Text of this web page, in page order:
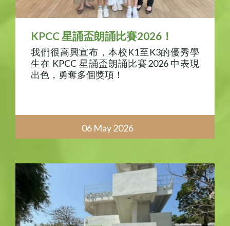
KPCC 星誦盃朗誦比賽2026！
我們很高興宣布，本校K1至K3的優秀學
生在 KPCC 星誦盃朗誦比賽2026 中表現
出色，勇奪多個獎項！
06 May 2026